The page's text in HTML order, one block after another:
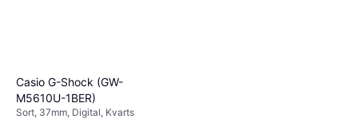
Casio G-Shock (GW-
M5610U-1BER)
Sort, 37mm, Digital, Kvarts